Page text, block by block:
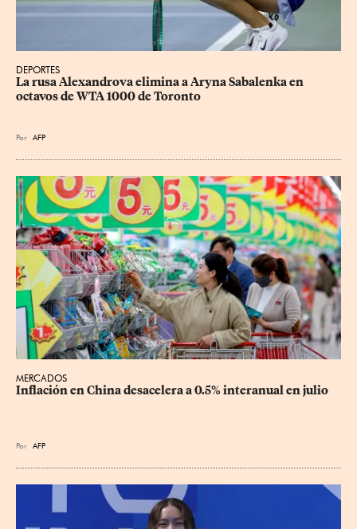
DEPORTES
La rusa Alexandrova elimina a Aryna Sabalenka en
octavos de WTA 1000 de Toronto
Por AFP
MERCADOS
Inflación en China desacelera a 0.5% interanual en julio
Por AFP